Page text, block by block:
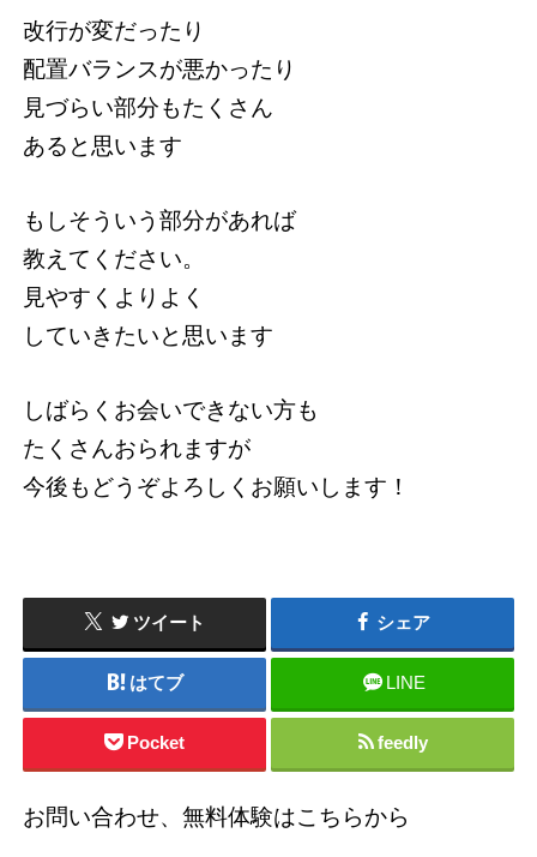
改行が変だったり
配置バランスが悪かったり
見づらい部分もたくさん
あると思います
もしそういう部分があれば
教えてください。
見やすくよりよく
していきたいと思います
しばらくお会いできない方も
たくさんおられますが
今後もどうぞよろしくお願いします！
ツイート シェア
はてブ LINE
Pocket feedly
お問い合わせ、無料体験はこちらから